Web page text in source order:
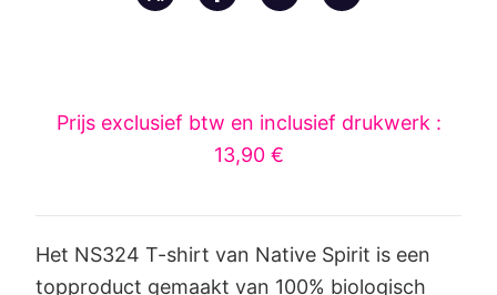
Prijs exclusief btw en inclusief drukwerk :
13,90 €
Het NS324 T-shirt van Native Spirit is een
topproduct gemaakt van 100% biologisch